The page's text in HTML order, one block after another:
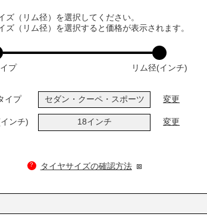
ズ（リム径）を選択してください。
ズ（リム径）を選択すると価格が表示されます。
プ リム径(インチ)
イプ セダン・クーペ・スポーツ 変更
ンチ) 18インチ 変更
? タイヤサイズの確認方法